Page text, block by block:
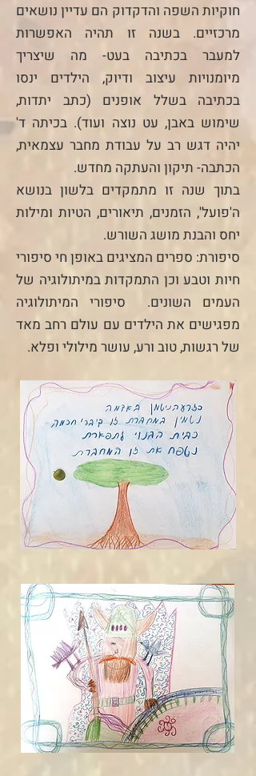
חוקיות השפה והדקדוק הם עדיין נושאים
מרכזיים. בשנה זו תהיה האפשרות
למעבר בכתיבה בעט- מה שיצריך
מיומנויות עיצוב ודיוק, הילדים ינסו
בכתיבה בשלל אופנים (כתב יתדות,
שימוש באבן, עט נוצה ועוד). בכיתה ד'
יהיה דגש רב על עבודת מחבר עצמאית,
הכתבה- תיקון והעתקה מחדש.
בתוך שנה זו מתמקדים בלשון בנושא
ה'פועל', הזמנים, תיאורים, הטיות ומילות
יחס והבנת מושג השורש.
סיפורת: ספרים המציגים באופן חי סיפורי
חיות וטבע וכן התמקדות במיתולוגיה של
העמים השונים. סיפורי המיתולוגיה
מפגישים את הילדים עם עולם רחב מאד
של רגשות, טוב ורע, עושר מילולי ופלא.